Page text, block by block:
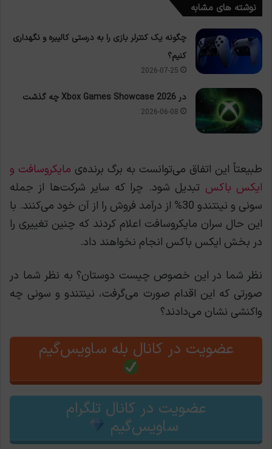
نوشته های مشابه
چگونه یک کنترلر بازی را به درستی کالیبره و نگهداری
کنیم؟
2026-07-25
در Xbox Games Showcase 2026 چه گذشت
2026-06-08
طبیعتاً این اتفاق می‌توانست به برگ برنده‌ی مایکروسافت و
ایکس باکس تبدیل شود. چرا که سایر شرکت‌ها از جمله
سونی و نینتندو 30% از درآمد فروش را از آن خود می‌کنند. با
این حال سران مایکروسافت اعلام کردند که چنین تغییری را
در بخش ایکس باکس انجام نخواهند داد.
نظر شما در این خصوص چیست دوستان؟ به نظر شما در
صورتی که این اقدام صورت می‌گرفت، نینتندو و سونی چه
واکنشی نشان می‌دادند؟
عضویت در کانال بله ساویس‌گیم
عضویت در کانال تلگرام
ساویس‌گیم